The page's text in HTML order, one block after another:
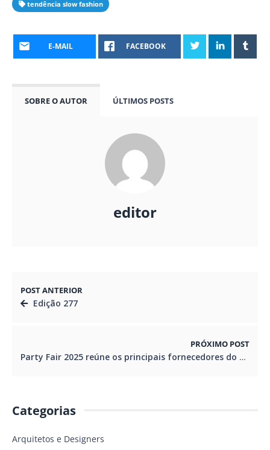
tendência slow fashion
E-MAIL FACEBOOK
SOBRE O AUTOR ÚLTIMOS POSTS
editor
POST ANTERIOR
Edição 277
PRÓXIMO POST
Party Fair 2025 reúne os principais fornecedores do setor de festas em Curitiba
Categorias
Arquitetos e Designers